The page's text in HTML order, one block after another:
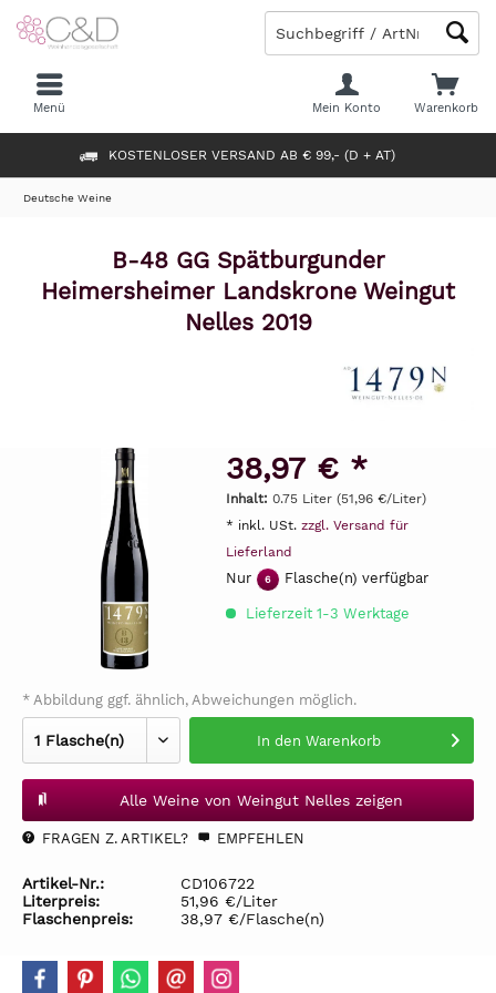
KOSTENLOSER VERSAND AB € 99,- (D + AT)
Warenkorb
Mein Konto
Menü
Deutsche Weine
B-48 GG Spätburgunder
Heimersheimer Landskrone Weingut
Nelles 2019
38,97 € *
Inhalt: 0.75 Liter (51,96 €/Liter)
* inkl. USt. zzgl. Versand für
Lieferland
Nur 6 Flasche(n) verfügbar
Lieferzeit 1-3 Werktage
* Abbildung ggf. ähnlich, Abweichungen möglich.
In den Warenkorb
Alle Weine von Weingut Nelles zeigen
FRAGEN Z. ARTIKEL? EMPFEHLEN
Artikel-Nr.:
CD106722
Literpreis:
51,96 €/Liter
Flaschenpreis:
38,97 €/Flasche(n)